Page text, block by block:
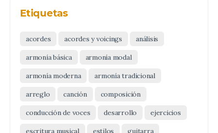
Etiquetas
acordes acordes y voicings análisis
armonía básica armonía modal
armonía moderna armonía tradicional
arreglo canción composición
conducción de voces desarrollo ejercicios
escritura musical estilos guitarra